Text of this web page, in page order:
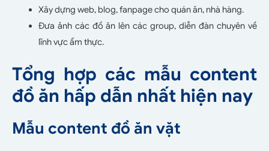
Xây dựng web, blog, fanpage cho quán ăn, nhà hàng.
Đưa ảnh các đồ ăn lên các group, diễn đàn chuyên về
lĩnh vực ẩm thực.
Tổng hợp các mẫu content
đồ ăn hấp dẫn nhất hiện nay
Mẫu content đồ ăn vặt